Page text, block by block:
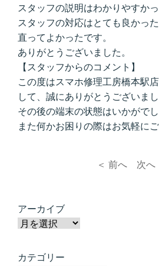
スタッフの説明はわかりやすかっ
スタッフの対応はとても良かった
直ってよかったです。
ありがとうございました。
【スタッフからのコメント】
この度はスマホ修理工房橋本駅
して、誠にありがとうございまし
その後の端末の状態はいかがで
また何かお困りの際はお気軽に
＜ 前へ 次へ
アーカイブ
カテゴリー